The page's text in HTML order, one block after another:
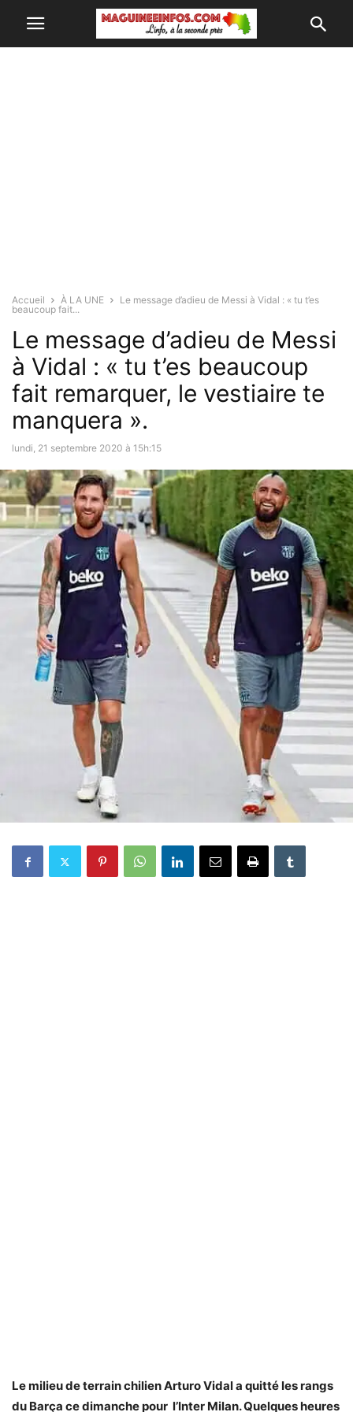
Accueil À LA UNE
Le message d’adieu de Messi à Vidal : « tu t’es
beaucoup fait...
Le message d’adieu de Messi
à Vidal : « tu t’es beaucoup
fait remarquer, le vestiaire te
manquera ».
lundi, 21 septembre 2020 à 15h:15
Le milieu de terrain chilien Arturo Vidal a quitté les rangs
du Barça ce dimanche pour l’Inter Milan. Quelques heures